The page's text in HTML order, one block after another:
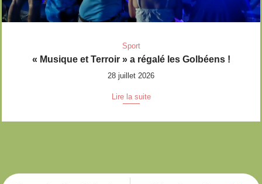
Sport
« Musique et Terroir » a régalé les Golbéens !
28 juillet 2026
Lire la suite